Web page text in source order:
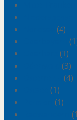
(4)
(1)
(3)
(4)
(1)
(1)